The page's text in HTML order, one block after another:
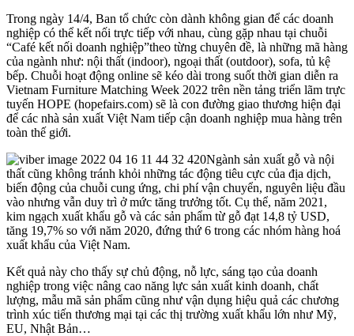
Trong ngày 14/4, Ban tổ chức còn dành không gian để các doanh
nghiệp có thể kết nối trực tiếp với nhau, cùng gặp nhau tại chuỗi
“Café kết nối doanh nghiệp”theo từng chuyên đề, là những mã hàng
của ngành như: nội thất (indoor), ngoại thất (outdoor), sofa, tủ kệ
bếp. Chuỗi hoạt động online sẽ kéo dài trong suốt thời gian diễn ra
Vietnam Furniture Matching Week 2022 trên nền tảng triển lãm trực
tuyến HOPE (hopefairs.com) sẽ là con đường giao thương hiện đại
để các nhà sản xuất Việt Nam tiếp cận doanh nghiệp mua hàng trên
toàn thế giới.
Ngành sản xuất gỗ và nội
thất cũng không tránh khỏi những tác động tiêu cực của địa dịch,
biến động của chuỗi cung ứng, chi phí vận chuyển, nguyên liệu đầu
vào nhưng vẫn duy trì ở mức tăng trưởng tốt. Cụ thể, năm 2021,
kim ngạch xuất khẩu gỗ và các sản phẩm từ gỗ đạt 14,8 tỷ USD,
tăng 19,7% so với năm 2020, đứng thứ 6 trong các nhóm hàng hoá
xuất khẩu của Việt Nam.
Kết quả này cho thấy sự chủ động, nỗ lực, sáng tạo của doanh
nghiệp trong việc nâng cao năng lực sản xuất kinh doanh, chất
lượng, mẫu mã sản phẩm cũng như vận dụng hiệu quả các chương
trình xúc tiến thương mại tại các thị trường xuất khẩu lớn như Mỹ,
EU, Nhật Bản…